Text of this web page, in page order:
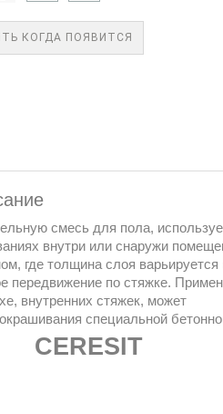
КОГДА ПОЯВИТСЯ
смесь для пола,
внутри или снаружи
где толщина слоя варьируется
передвижение по стяжке.
внутренних стяжек, может
специальной
CERESIT